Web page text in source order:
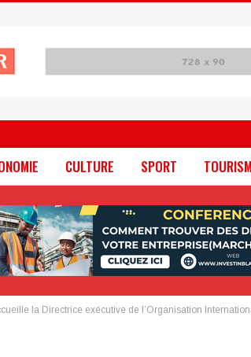
CULTURE SPORT
la Directrice exécutive de l’Organisation